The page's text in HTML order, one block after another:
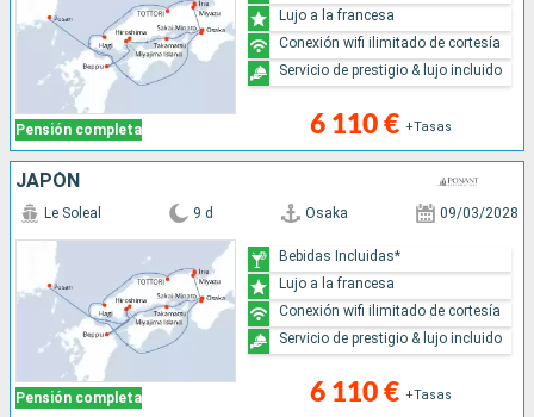
Pensión completa 6 110 € +Tasas
Lujo a la francesa
Conexión wifi ilimitado de cortesía
Servicio de prestigio & lujo incluido
JAPÓN
Pensión completa
Le Soleal 9 d Osaka 09/03/2028
6 110 € +Tasas
Bebidas Incluidas*
Lujo a la francesa
Conexión wifi ilimitado de cortesía
Servicio de prestigio & lujo incluido